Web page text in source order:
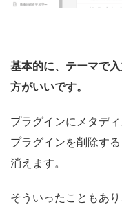
基本的に、テーマで
方がいいです。
プラグインにメタデ
プラグインを削除す
消えます。
そういったこともあ